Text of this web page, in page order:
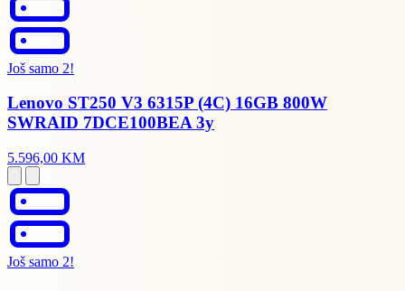
Još samo 2!
Lenovo ST250 V3 6315P (4C) 16GB 800W
SWRAID 7DCE100BEA 3y
5.596,00 KM
Još samo 2!